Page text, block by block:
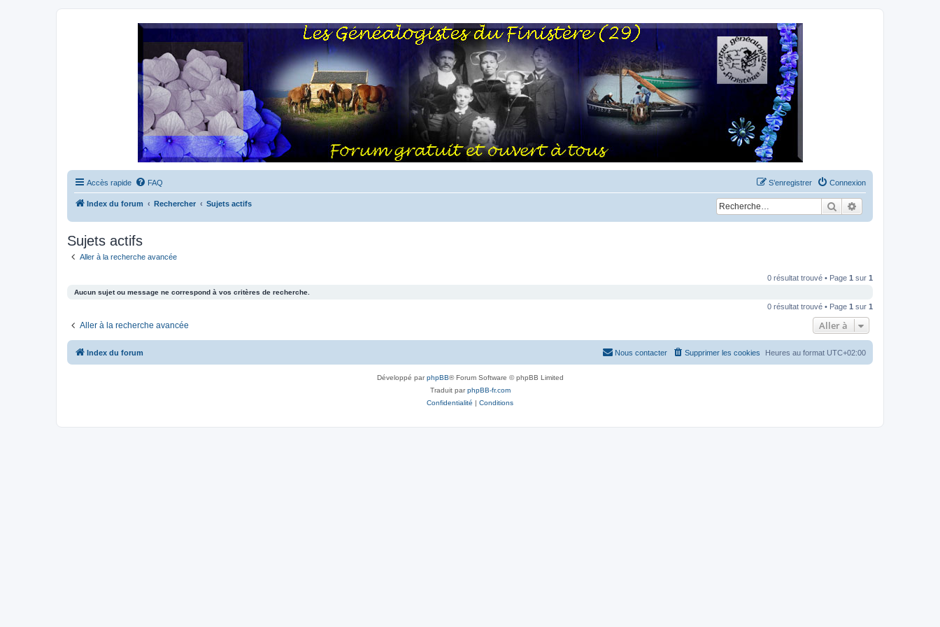
Accès rapide FAQ Connexion
S’enregistrer
Index du forum Rechercher Sujets actifs Rechercher
Sujets actifs
Aller à la recherche avancée
0 résultat trouvé • Page 1 sur 1
Aucun sujet ou message ne correspond à vos critères de recherche.
0 résultat trouvé • Page 1 sur 1
Aller à la recherche avancée Aller à
Index du forum Heures au format UTC+02:00
Supprimer les cookies
Nous contacter
Développé parphpBB® Forum Software © phpBB Limited
Traduit parphpBB-fr.com
Confidentialité | Conditions